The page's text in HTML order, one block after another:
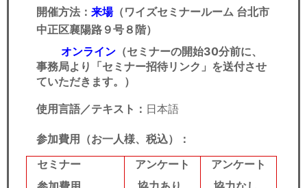
開催方法： 来場（ワイズセミナールーム 台北市
中正区襄陽路９号８階）
オンライン （セミナーの開始30分前に、
事務局より「セミナー招待リンク」を送付させ
ていただきます。）
使用言語／テキスト： 日本語
参加費用（お一人様、税込）：
セミナー
アンケート
アンケート